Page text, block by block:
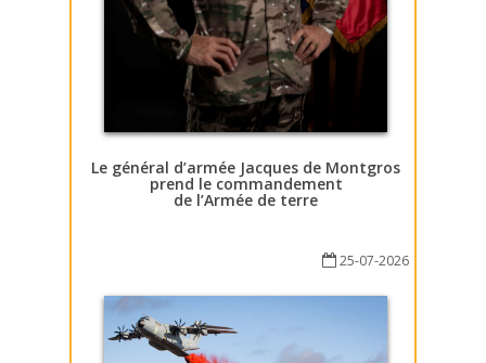
Le général d’armée Jacques de Montgros
prend le commandement
de l’Armée de terre
25-07-2026